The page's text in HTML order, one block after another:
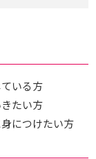
いる方
たい方
につけたい方